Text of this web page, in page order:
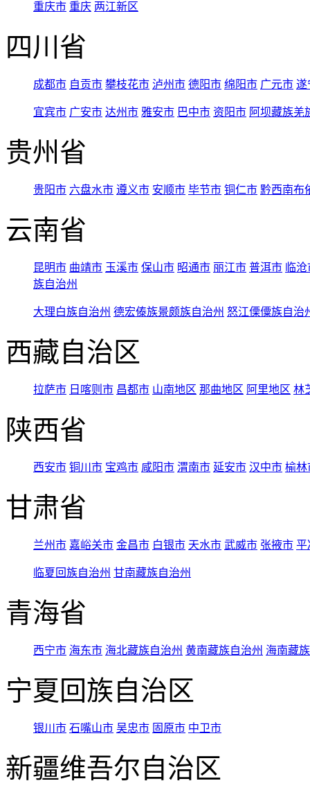
重庆市 重庆 两江新区
四川省
成都市 自贡市 攀枝花市 泸州市 德阳市 绵阳市 广元市 遂
宜宾市 广安市 达州市 雅安市 巴中市 资阳市 阿坝藏族羌
贵州省
贵阳市 六盘水市 遵义市 安顺市 毕节市 铜仁市 黔西南布
云南省
昆明市 曲靖市 玉溪市 保山市 昭通市 丽江市 普洱市 临
族自治州
大理白族自治州 德宏傣族景颇族自治州 怒江傈僳族自治
西藏自治区
拉萨市 日喀则市 昌都市 山南地区 那曲地区 阿里地区 林
陕西省
西安市 铜川市 宝鸡市 咸阳市 渭南市 延安市 汉中市 榆林
甘肃省
兰州市 嘉峪关市 金昌市 白银市 天水市 武威市 张掖市 平
临夏回族自治州 甘南藏族自治州
青海省
西宁市 海东市 海北藏族自治州 黄南藏族自治州 海南藏
宁夏回族自治区
银川市 石嘴山市 吴忠市 固原市 中卫市
新疆维吾尔自治区